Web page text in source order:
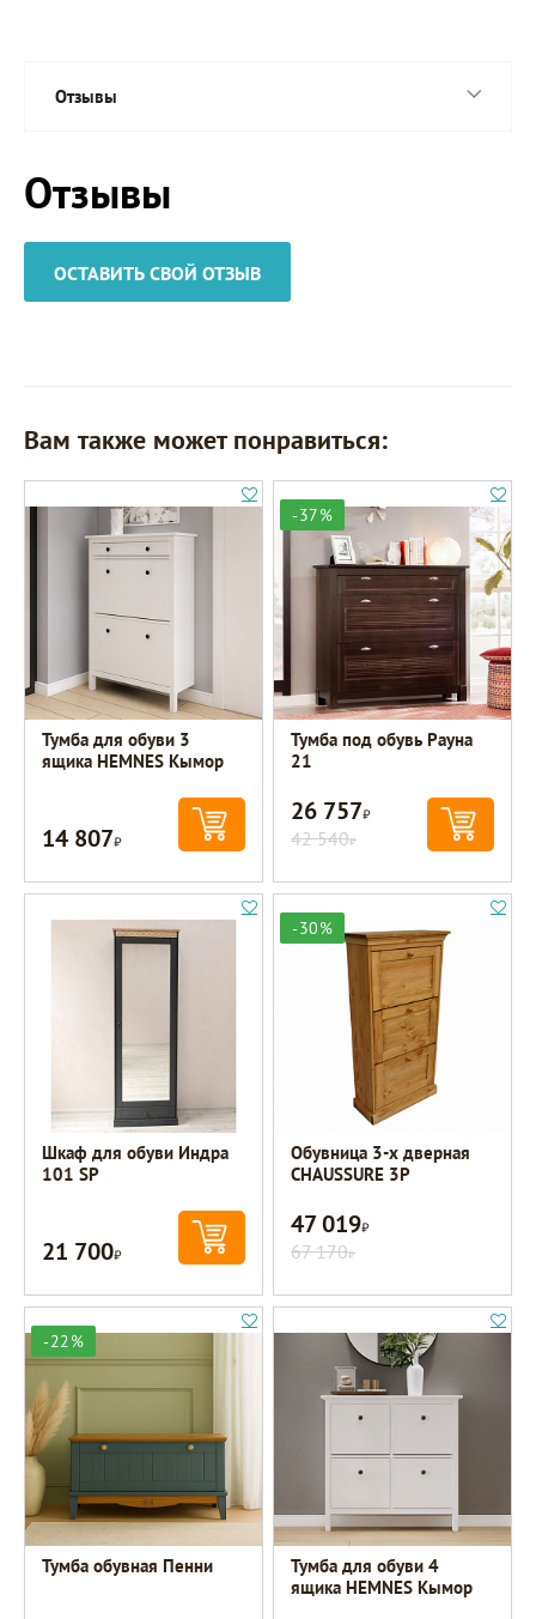
Отзывы
Отзывы
ОСТАВИТЬ СВОЙ ОТЗЫВ
Вам также может понравиться:
Тумба для обуви 3
ящика HEMNES Кымор
14 807Р
-37%
Тумба под обувь Рауна
21
26 757Р
42 540Р
Шкаф для обуви Индра
101 SP
21 700Р
-30%
Обувница 3-х дверная
CHAUSSURE 3P
47 019Р
67 170Р
-22%
Тумба обувная Пенни
Тумба для обуви 4
ящика HEMNES Кымор